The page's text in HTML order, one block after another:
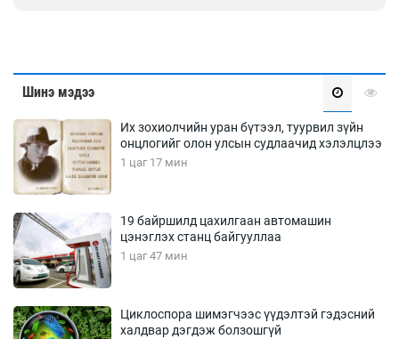
Шинэ мэдээ
Их зохиолчийн уран бүтээл, туурвил зүйн
онцлогийг олон улсын судлаачид хэлэлцлээ
1 цаг 17 мин
19 байршилд цахилгаан автомашин
цэнэглэх станц байгууллаа
1 цаг 47 мин
Циклоспора шимэгчээс үүдэлтэй гэдэсний
халдвар дэгдэж болзошгүй